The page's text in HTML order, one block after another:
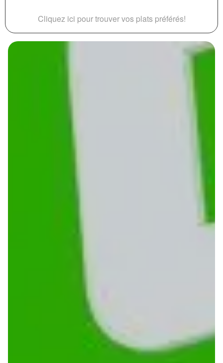
Cliquez ici pour trouver vos plats préférés!